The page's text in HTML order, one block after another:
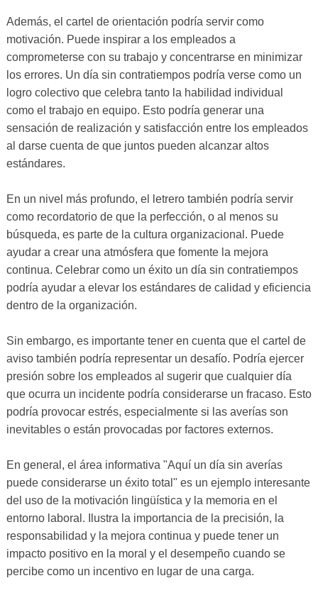
Además, el cartel de orientación podría servir como
motivación. Puede inspirar a los empleados a
comprometerse con su trabajo y concentrarse en minimizar
los errores. Un día sin contratiempos podría verse como un
logro colectivo que celebra tanto la habilidad individual
como el trabajo en equipo. Esto podría generar una
sensación de realización y satisfacción entre los empleados
al darse cuenta de que juntos pueden alcanzar altos
estándares.
En un nivel más profundo, el letrero también podría servir
como recordatorio de que la perfección, o al menos su
búsqueda, es parte de la cultura organizacional. Puede
ayudar a crear una atmósfera que fomente la mejora
continua. Celebrar como un éxito un día sin contratiempos
podría ayudar a elevar los estándares de calidad y eficiencia
dentro de la organización.
Sin embargo, es importante tener en cuenta que el cartel de
aviso también podría representar un desafío. Podría ejercer
presión sobre los empleados al sugerir que cualquier día
que ocurra un incidente podría considerarse un fracaso. Esto
podría provocar estrés, especialmente si las averías son
inevitables o están provocadas por factores externos.
En general, el área informativa "Aquí un día sin averías
puede considerarse un éxito total" es un ejemplo interesante
del uso de la motivación lingüística y la memoria en el
entorno laboral. Ilustra la importancia de la precisión, la
responsabilidad y la mejora continua y puede tener un
impacto positivo en la moral y el desempeño cuando se
percibe como un incentivo en lugar de una carga.